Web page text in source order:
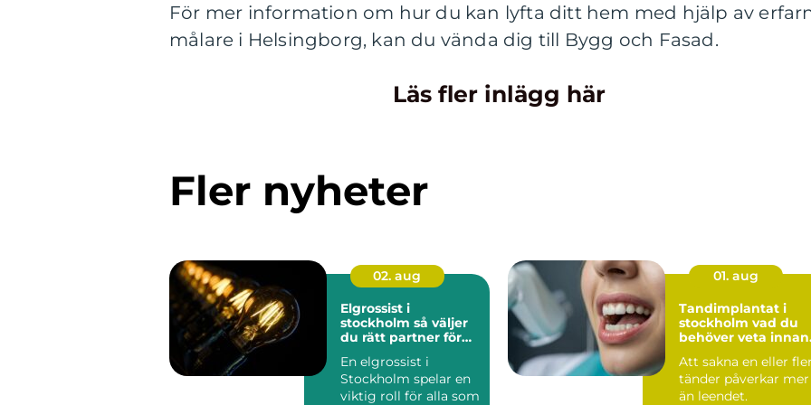
För mer information om hur du kan lyfta ditt hem med hjälp av
målare i Helsingborg, kan du vända dig till Bygg och Fasad.
Läs fler inlägg här
Fler nyheter
02. aug
Elgrossist i
stockholm så väljer
du rätt partner för
belysning
En elgrossist i
Stockholm spelar en
viktig roll för alla som
01. aug
Tandimplantat i
stockholm vad du
behöver veta innan
Att sakna en eller
tänder påverkar mer
än leendet.